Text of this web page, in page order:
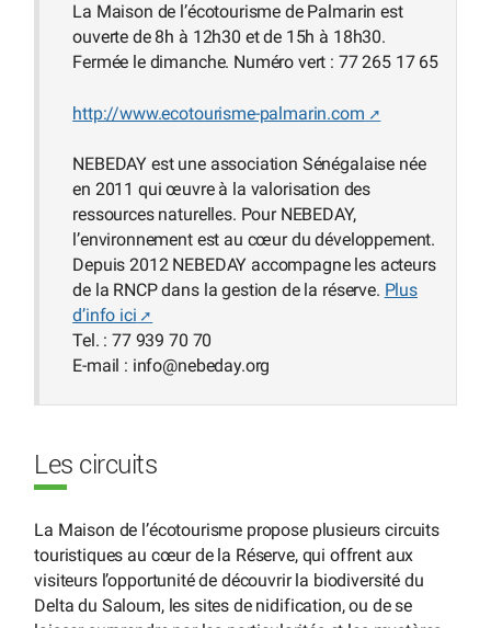
La Maison de l’écotourisme de Palmarin est
ouverte de 8h à 12h30 et de 15h à 18h30.
Fermée le dimanche. Numéro vert : 77 265 17 65
http://www.ecotourisme-palmarin.com
NEBEDAY est une association Sénégalaise née
en 2011 qui œuvre à la valorisation des
ressources naturelles. Pour NEBEDAY,
l’environnement est au cœur du développement.
Depuis 2012 NEBEDAY accompagne les acteurs
de la RNCP dans la gestion de la réserve. Plus
d’info ici
Tel. : 77 939 70 70
E-mail : info@nebeday.org
Les circuits
La Maison de l’écotourisme propose plusieurs circuits
touristiques au cœur de la Réserve, qui offrent aux
visiteurs l’opportunité de découvrir la biodiversité du
Delta du Saloum, les sites de nidification, ou de se